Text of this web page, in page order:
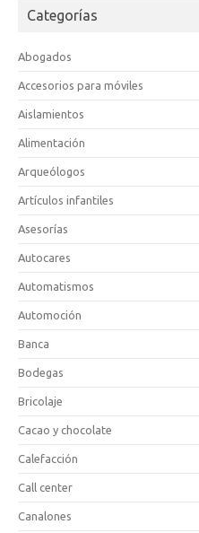
Categorías
Abogados
Accesorios para móviles
Aislamientos
Alimentación
Arqueólogos
Artículos infantiles
Asesorías
Autocares
Automatismos
Automoción
Banca
Bodegas
Bricolaje
Cacao y chocolate
Calefacción
Call center
Canalones